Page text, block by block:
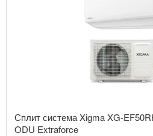
Сплит система Xigma XG-
ODU Extraforce